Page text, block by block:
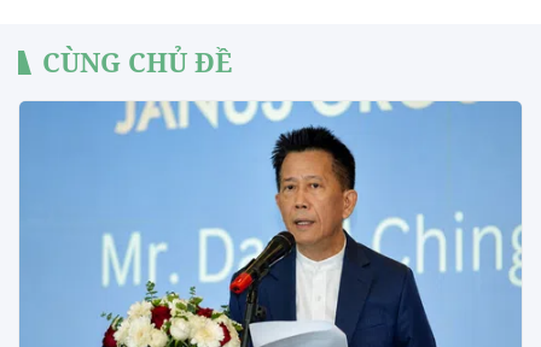
CÙNG CHỦ ĐỀ